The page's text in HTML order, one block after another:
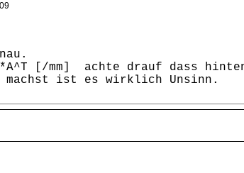
[/mm] achte drauf dass
ist es wirklich Unsinn.